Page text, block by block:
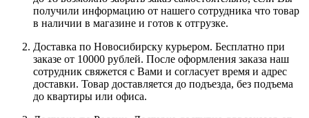
получили информацию от нашего сотрудника что товар
в наличии в магазине и готов к отгрузке.
Доставка по Новосибирску курьером. Бесплатно при
заказе от 10000 рублей. После оформления заказа наш
сотрудник свяжется с Вами и согласует время и адрес
доставки. Товар доставляется до подъезда, без подъема
до квартиры или офиса.